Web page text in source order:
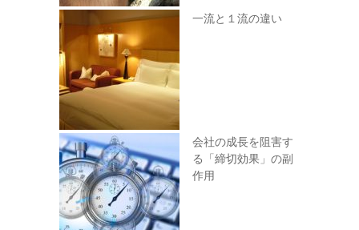
一流と１流の違い
会社の成長を阻害す
る「締切効果」の副
作用